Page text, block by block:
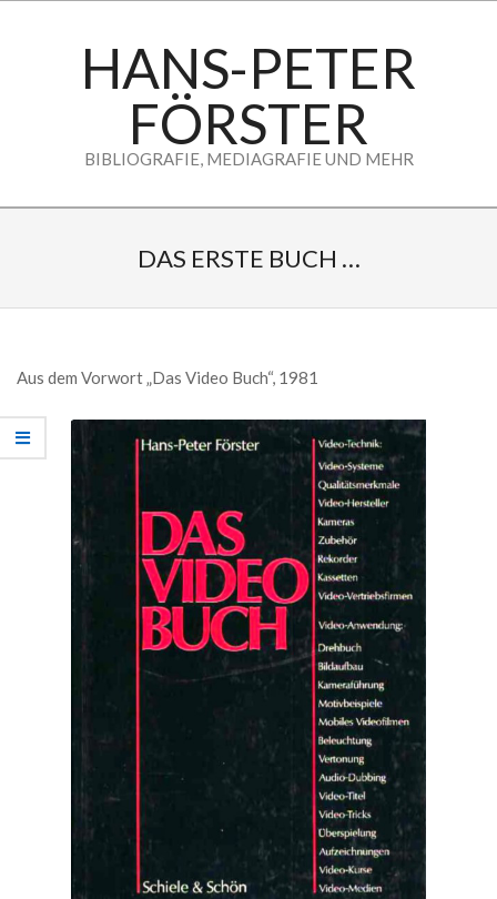
HANS-PETER
FÖRSTER
BIBLIOGRAFIE, MEDIAGRAFIE UND MEHR
DAS ERSTE BUCH …
Aus dem Vorwort „Das Video Buch“, 1981